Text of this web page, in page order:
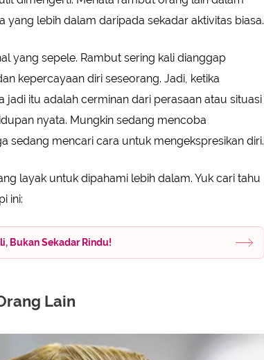
yang lebih dalam daripada sekadar aktivitas biasa.
yang sepele. Rambut sering kali dianggap
kepercayaan diri seseorang. Jadi, ketika
jadi itu adalah cerminan dari perasaan atau situasi
nyata. Mungkin sedang mencoba
sedang mencari cara untuk mengekspresikan diri.
layak untuk dipahami lebih dalam. Yuk cari tahu
ini:
Bukan Sekadar Rindu!
Lain